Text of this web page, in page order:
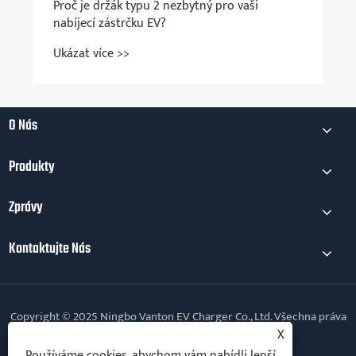
Proč je držák typu 2 nezbytný pro vaši
nabíjecí zástrčku EV?
Ukázat více >>
O Nás
Produkty
Zprávy
Kontaktujte Nás
Copyright © 2025 Ningbo Vanton EV Charger Co., Ltd. Všechna práva
X